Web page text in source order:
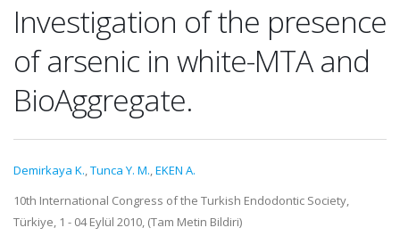
Investigation of the presence
of arsenic in white-MTA and
BioAggregate.
Demirkaya K.,Tunca Y. M.,EKEN A.
10th International Congress of the Turkish Endodontic Society,
Türkiye, 1 - 04 Eylül 2010, (Tam Metin Bildiri)